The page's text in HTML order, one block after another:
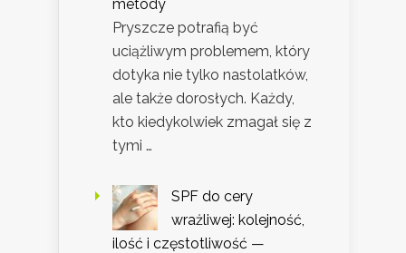
metody
Pryszcze potrafią być
uciążliwym problemem, który
dotyka nie tylko nastolatków,
ale także dorosłych. Każdy,
kto kiedykolwiek zmagał się z
tymi …
SPF do cery
wrażliwej: kolejność,
ilość i częstotliwość —